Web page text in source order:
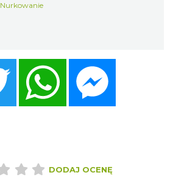
Nurkowanie
Twitter WhatsApp
DODAJ OCENĘ